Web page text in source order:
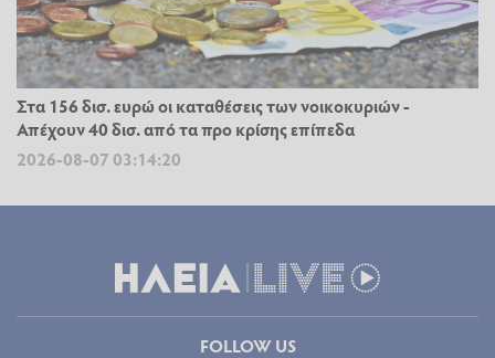
Στα 156 δισ. ευρώ οι καταθέσεις των νοικοκυριών -
Απέχουν 40 δισ. από τα προ κρίσης επίπεδα
2026-08-07 03:14:20
FOLLOW US